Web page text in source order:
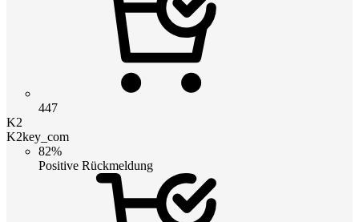
447
K2
K2key_com
82%
Positive Rückmeldung